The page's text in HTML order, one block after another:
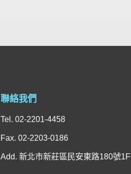
聯絡我們
Tel. 02-2201-4458
Fax. 02-2203-0186
Add. 新北市新莊區民安東路180號1F